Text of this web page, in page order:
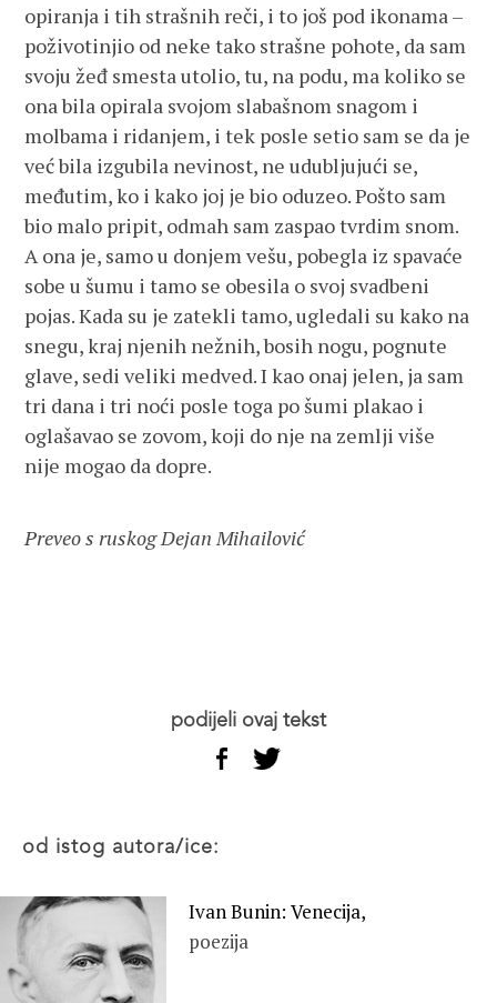
opiranja i tih strašnih reči, i to još pod ikonama –
poživotinjio od neke tako strašne pohote, da sam
svoju žeđ smesta utolio, tu, na podu, ma koliko se
ona bila opirala svojom slabašnom snagom i
molbama i ridanjem, i tek posle setio sam se da je
već bila izgubila nevinost, ne udubljujući se,
međutim, ko i kako joj je bio oduzeo. Pošto sam
bio malo pripit, odmah sam zaspao tvrdim snom.
A ona je, samo u donjem vešu, pobegla iz spavaće
sobe u šumu i tamo se obesila o svoj svadbeni
pojas. Kada su je zatekli tamo, ugledali su kako na
snegu, kraj njenih nežnih, bosih nogu, pognute
glave, sedi veliki medved. I kao onaj jelen, ja sam
tri dana i tri noći posle toga po šumi plakao i
oglašavao se zovom, koji do nje na zemlji više
nije mogao da dopre.
Preveo s ruskog Dejan Mihailović
podijeli ovaj tekst
od istog autora/ice:
Ivan Bunin: Venecija,
poezija